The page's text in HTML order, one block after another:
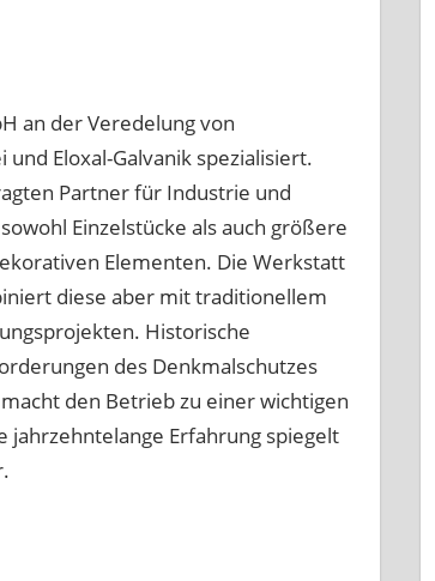
an der Veredelung von
Eloxal-Galvanik spezialisiert.
Partner für Industrie und
Einzelstücke als auch größere
Elementen. Die Werkstatt
diese aber mit traditionellem
Historische
des Denkmalschutzes
den Betrieb zu einer wichtigen
jahrzehntelange Erfahrung spiegelt